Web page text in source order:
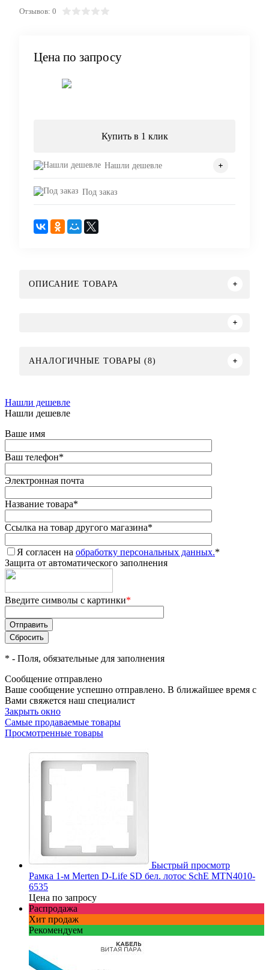
Отзывов: 0
Цена по запросу
Купить в 1 клик
Нашли дешевле
Под заказ
ОПИСАНИЕ ТОВАРА
АНАЛОГИЧНЫЕ ТОВАРЫ (8)
Нашли дешевле
Нашли дешевле
Ваше имя
Ваш телефон*
Электронная почта
Название товара*
Ссылка на товар другого магазина*
Я согласен на обработку персональных данных.*
Защита от автоматического заполнения
Введите символы с картинки*
* - Поля, обязательные для заполнения
Сообщение отправлено
Ваше сообщение успешно отправлено. В ближайшее время с
Вами свяжется наш специалист
Закрыть окно
Самые продаваемые товары
Просмотренные товары
Быстрый просмотр
Рамка 1-м Merten D-Life SD бел. лотос SchE MTN4010-
6535
Цена по запросу
Распродажа
Хит продаж
Рекомендуем